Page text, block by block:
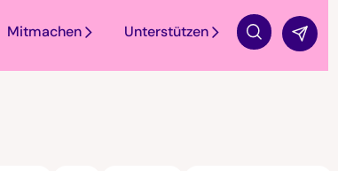
Mitmachen Unterstützen
Suche